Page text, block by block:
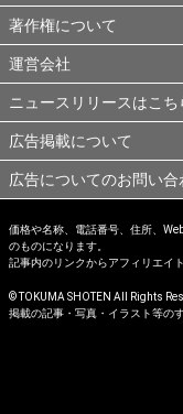
著作権について
運営会社
ニュースリリースはこち
広告掲載について
広告についてのお問い合
価格や名称、電話番号、住所、
のものになります。
記事内のリンクからアフィリエイ
© TOKUMA SHOTEN All Rights
掲載の記事・写真・イラスト等の